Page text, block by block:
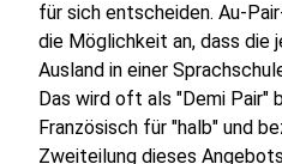
für sich entscheiden. Au-
die Möglichkeit an, dass die
Ausland in einer
Das wird oft als "Demi Pair"
Französisch für "halb" und
Zweiteilung dieses